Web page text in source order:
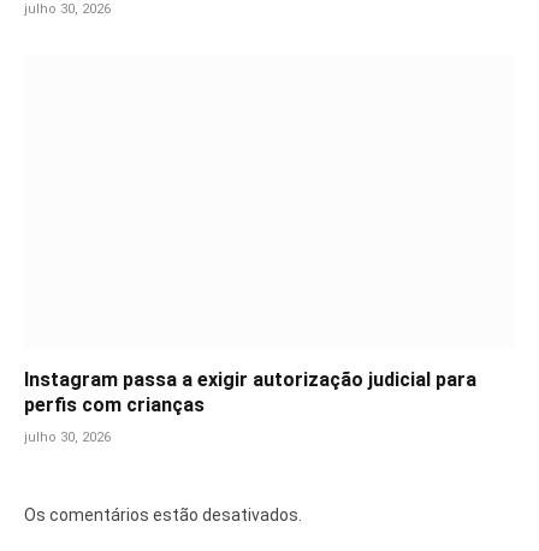
julho 30, 2026
Instagram passa a exigir autorização judicial para
perfis com crianças
julho 30, 2026
Os comentários estão desativados.